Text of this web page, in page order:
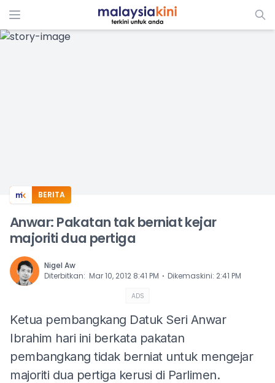
ADS
BERITA
Anwar: Pakatan tak berniat kejar
majoriti dua pertiga
Nigel Aw
Diterbitkan: Mar 10, 2012 8:41 PM ⋅ Dikemaskini: 2:41 PM
ADS
Ketua pembangkang Datuk Seri Anwar
Ibrahim hari ini berkata pakatan
pembangkang tidak berniat untuk mengejar
majoriti dua pertiga kerusi di Parlimen.